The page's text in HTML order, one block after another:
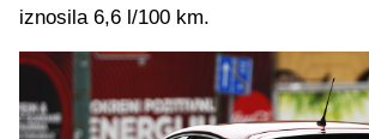
iznosila 6,6 l/100 km.